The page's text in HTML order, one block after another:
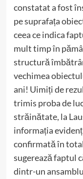
constatat a fost
pe suprafața
ceea ce indica
mult timp în
structură
vechimea
ani! Uimiți de
trimis proba de
străinătate, la
informația
confirmată în
sugerează faptul
dintr-un